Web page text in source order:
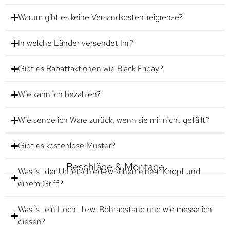
Warum gibt es keine Versandkostenfreigrenze?
In welche Länder versendet Ihr?
Gibt es Rabattaktionen wie Black Friday?
Wie kann ich bezahlen?
Wie sende ich Ware zurück, wenn sie mir nicht gefällt?
Gibt es kostenlose Muster?
Beschläge & Montage
Was ist der Unterschied zwischen einem Knopf und
einem Griff?
Was ist ein Loch- bzw. Bohrabstand und wie messe ich
diesen?